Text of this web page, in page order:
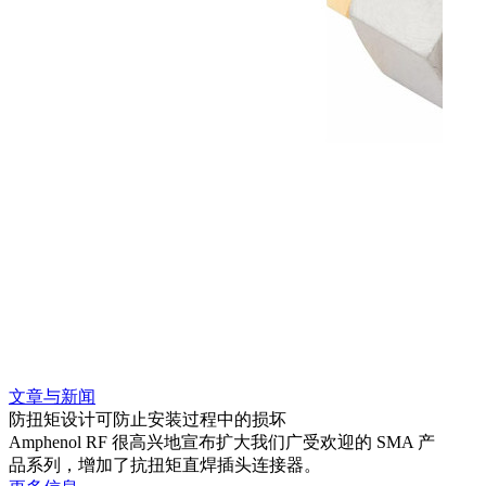
文章与新闻
防扭矩设计可防止安装过程中的损坏
Amphenol RF 很高兴地宣布扩大我们广受欢迎的 SMA 产
品系列，增加了抗扭矩直焊插头连接器。